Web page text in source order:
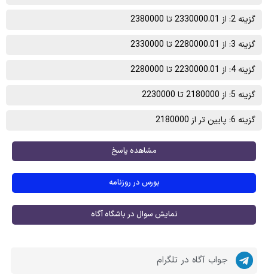
گزینه 2: از 2330000.01 تا 2380000
گزینه 3: از 2280000.01 تا 2330000
گزینه 4: از 2230000.01 تا 2280000
گزینه 5: از 2180000 تا 2230000
گزینه 6: پایین تر از 2180000
مشاهده پاسخ
بورس در روزنامه
نمایش سوال در باشگاه آگاه
جواب آگاه در تلگرام